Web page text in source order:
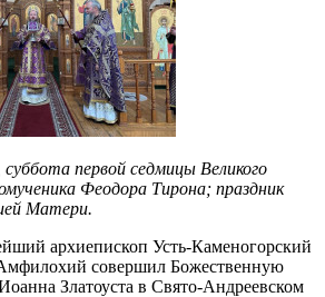
суббота первой седмицы Великого
Феодора Тирона; праздник
Матери.
архиепископ Усть-Каменогорский
совершил Божественную
Златоуста в Свято-Андреевском